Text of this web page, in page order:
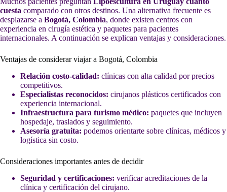
cuesta comparado con otros destinos. Una alternativa frecuente es
desplazarse a Bogotá, Colombia, donde existen centros con
experiencia en cirugía estética y paquetes para pacientes
internacionales. A continuación se explican ventajas y consideraciones.
Ventajas de considerar viajar a Bogotá, Colombia
Relación costo-calidad: clínicas con alta calidad por precios
competitivos.
Especialistas reconocidos: cirujanos plásticos certificados con
experiencia internacional.
Infraestructura para turismo médico: paquetes que incluyen
hospedaje, traslados y seguimiento.
Asesoría gratuita: podemos orientarte sobre clínicas, médicos y
logística sin costo.
Consideraciones importantes antes de decidir
Seguridad y certificaciones: verificar acreditaciones de la
clínica y certificación del cirujano.